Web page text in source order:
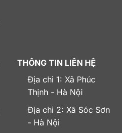
THÔNG TIN LIÊN HỆ
Địa chỉ 1: Xã Phúc
Thịnh - Hà Nội
Địa chỉ 2: Xã Sóc Sơn
- Hà Nội